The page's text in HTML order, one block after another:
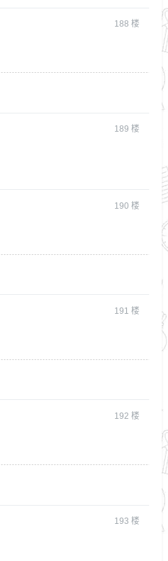
188 楼
189 楼
190 楼
191 楼
192 楼
193 楼